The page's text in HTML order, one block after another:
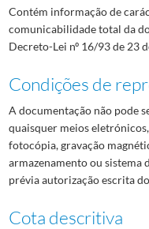
Contém informação de
comunicabilidade total da
Decreto-Lei nº 16/93 de 23
Condições de
A documentação não pode
quaisquer meios
fotocópia, gravação
armazenamento ou sistema
prévia autorização escrita
Cota descritiva